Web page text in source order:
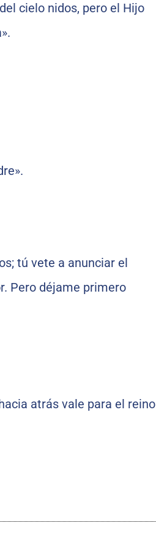
cielo nidos, pero el Hijo
tú vete a anunciar el
Pero déjame primero
atrás vale para el reino